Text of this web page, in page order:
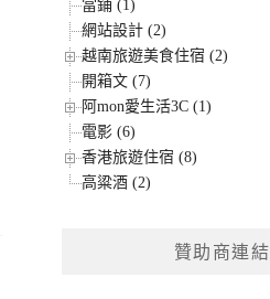
當鋪 (1)
網站設計 (2)
越南旅遊美食住宿 (2)
開箱文 (7)
阿mon愛生活3C (1)
電影 (6)
香港旅遊住宿 (8)
高粱酒 (2)
贊助商連結